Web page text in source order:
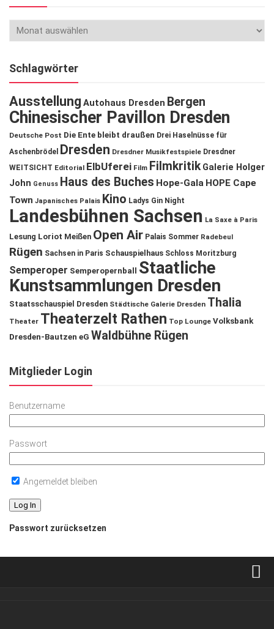
Schlagwörter
Ausstellung Autohaus Dresden Bergen
Chinesischer Pavillon Dresden
Deutsche Post Die Ente bleibt draußen Drei Haselnüsse für
Aschenbrödel
Dresden Dresdner Musikfestspiele Dresdner
WEITSICHT Editorial ElbUferei Film Filmkritik Galerie Holger
John Genuss Haus des Buches Hope-Gala HOPE Cape
Town Japanisches Palais Kino Ladys Gin Night
Landesbühnen Sachsen La Saxe à Paris
Lesung Loriot Meißen Open Air Palais Sommer Radebeul
Rügen Sachsen in Paris Schauspielhaus Schloss Moritzburg
Semperoper Semperopernball
Staatliche
Kunstsammlungen Dresden
Staatsschauspiel Dresden Städtische Galerie Dresden Thalia
Theater Theaterzelt Rathen Top Lounge Volksbank
Dresden-Bautzen eG Waldbühne Rügen
Mitglieder Login
Benutzername
Passwort
Angemeldet bleiben
Passwort zurücksetzen